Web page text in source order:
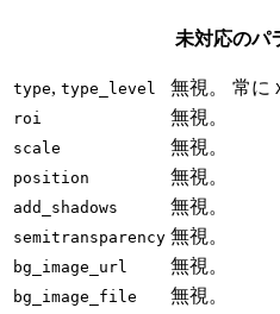
未対応のパ
type, type_level 無視。 常に
roi 無視。
scale 無視。
position 無視。
add_shadows 無視。
semitransparency 無視。
bg_image_url 無視。
bg_image_file 無視。